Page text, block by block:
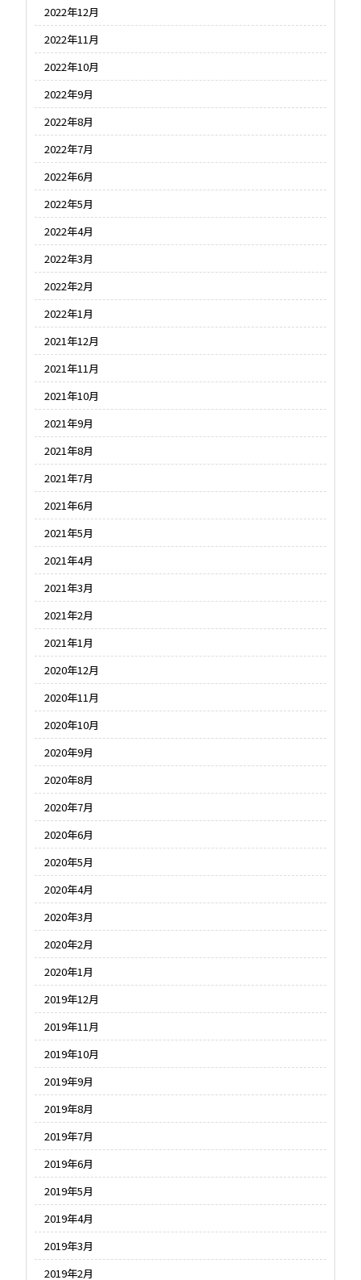
2022年12月
2022年11月
2022年10月
2022年9月
2022年8月
2022年7月
2022年6月
2022年5月
2022年4月
2022年3月
2022年2月
2022年1月
2021年12月
2021年11月
2021年10月
2021年9月
2021年8月
2021年7月
2021年6月
2021年5月
2021年4月
2021年3月
2021年2月
2021年1月
2020年12月
2020年11月
2020年10月
2020年9月
2020年8月
2020年7月
2020年6月
2020年5月
2020年4月
2020年3月
2020年2月
2020年1月
2019年12月
2019年11月
2019年10月
2019年9月
2019年8月
2019年7月
2019年6月
2019年5月
2019年4月
2019年3月
2019年2月